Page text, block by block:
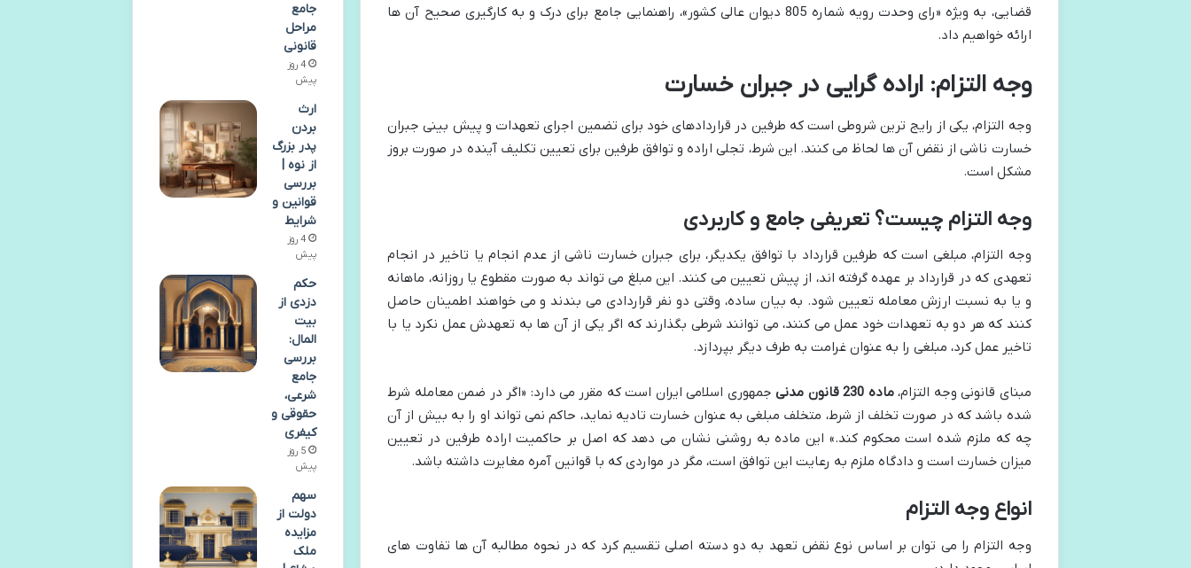
قضایی، به ویژه «رای وحدت رویه شماره 805 دیوان عالی کشور»، راهنمایی جامع برای درک و به کارگیری صحیح آن ها
ارائه خواهیم داد.
وجه التزام: اراده گرایی در جبران خسارت
وجه التزام، یکی از رایج ترین شروطی است که طرفین در قراردادهای خود برای تضمین اجرای تعهدات و پیش بینی جبران
خسارت ناشی از نقض آن ها لحاظ می کنند. این شرط، تجلی اراده و توافق طرفین برای تعیین تکلیف آینده در صورت بروز
مشکل است.
وجه التزام چیست؟ تعریفی جامع و کاربردی
وجه التزام، مبلغی است که طرفین قرارداد با توافق یکدیگر، برای جبران خسارت ناشی از عدم انجام یا تاخیر در انجام
تعهدی که در قرارداد بر عهده گرفته اند، از پیش تعیین می کنند. این مبلغ می تواند به صورت مقطوع یا روزانه، ماهانه
و یا به نسبت ارزش معامله تعیین شود. به بیان ساده، وقتی دو نفر قراردادی می بندند و می خواهند اطمینان حاصل
کنند که هر دو به تعهدات خود عمل می کنند، می توانند شرطی بگذارند که اگر یکی از آن ها به تعهدش عمل نکرد یا با
تاخیر عمل کرد، مبلغی را به عنوان غرامت به طرف دیگر بپردازد.
مبنای قانونی وجه التزام،ماده 230 قانون مدنی
جمهوری اسلامی ایران است که مقرر می دارد: «اگر در ضمن معامله شرط
شده باشد که در صورت تخلف از شرط، متخلف مبلغی به عنوان خسارت تادیه نماید، حاکم نمی تواند او را به بیش از آن
چه که ملزم شده است محکوم کند.» این ماده به روشنی نشان می دهد که اصل بر حاکمیت اراده طرفین در تعیین
میزان خسارت است و دادگاه ملزم به رعایت این توافق است، مگر در مواردی که با قوانین آمره مغایرت داشته باشد.
انواع وجه التزام
وجه التزام را می توان بر اساس نوع نقض تعهد به دو دسته اصلی تقسیم کرد که در نحوه مطالبه آن ها تفاوت های
جامع
مراحل
قانونی
4 روز
پیش
ارث
بردن
پدر بزرگ
از نوه |
بررسی
قوانین و
شرایط
4 روز
پیش
حکم
دزدی از
بیت
المال:
بررسی
جامع
شرعی،
حقوقی و
کیفری
5 روز
پیش
سهم
دولت از
مزایده
ملک